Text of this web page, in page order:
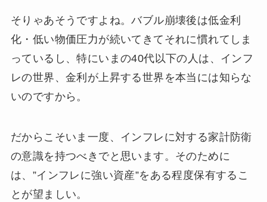
そりゃあそうですよね。バブル崩壊後は低金利
化・低い物価圧力が続いてきてそれに慣れてしま
っているし、特にいまの40代以下の人は、インフ
レの世界、金利が上昇する世界を本当には知らな
いのですから。
だからこそいま一度、インフレに対する家計防衛
の意識を持つべきでと思います。そのために
は、”インフレに強い資産”をある程度保有するこ
とが望ましい。